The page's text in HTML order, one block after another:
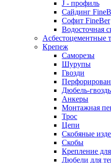
J - профиль
Сайдинг
Софит FineBer
Водосточная
Асбестоцементные
Крепеж
Саморезы
Шурупы
Гвозди
Дюбель-гвоздь
Анкеры
Монтажная
Трос
Цепи
Скобяные
Скобы
Крепление
Дюбели для